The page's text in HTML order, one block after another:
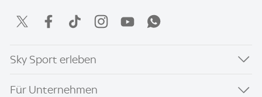
Sky Sport erleben
Für Unternehmen